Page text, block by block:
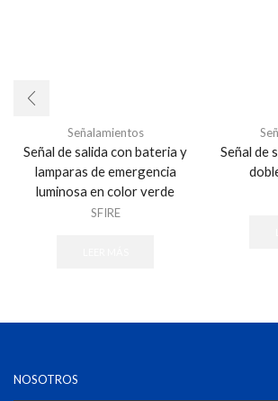
Señalamientos
Señal de salida con bateria y
lamparas de emergencia
luminosa en color verde
SFIRE
Señal de
NOSOTROS